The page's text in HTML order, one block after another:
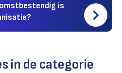
is
in de categorie